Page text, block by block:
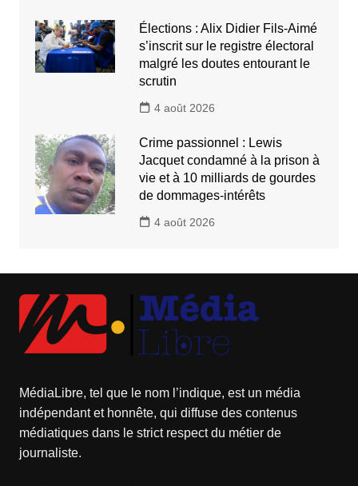
Élections : Alix Didier Fils-Aimé
s’inscrit sur le registre électoral
malgré les doutes entourant le
scrutin
4 août 2026
Crime passionnel : Lewis
Jacquet condamné à la prison à
vie et à 10 milliards de gourdes
de dommages-intérêts
4 août 2026
MédiaLibre, tel que le nom l’indique, est un média
indépendant et honnête, qui diffuse des contenus
médiatiques dans le strict respect du métier de
journaliste.